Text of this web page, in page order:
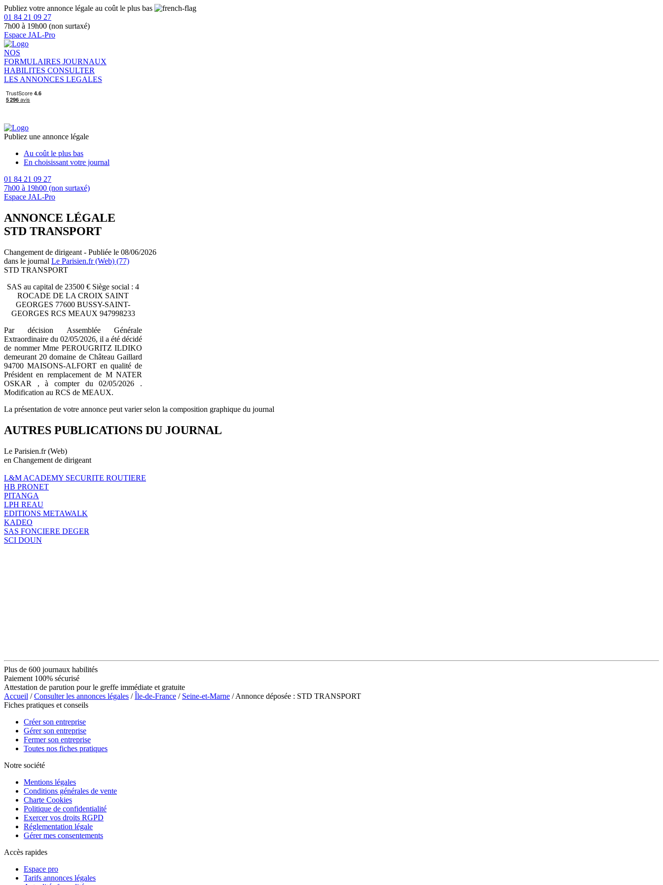
Publiez votre annonce légale au coût le plus bas
01 84 21 09 27
7h00 à 19h00 (non surtaxé)
Espace JAL-Pro
NOS
FORMULAIRES JOURNAUX
HABILITES CONSULTER
LES ANNONCES LEGALES
Publiez une annonce légale
Au coût le plus bas
En choisissant votre journal
01 84 21 09 27
7h00 à 19h00 (non surtaxé)
Espace JAL-Pro
ANNONCE LÉGALE
STD TRANSPORT
Changement de dirigeant - Publiée le 08/06/2026
dans le journal Le Parisien.fr (Web) (77)
STD TRANSPORT
SAS au capital de 23500 € Siège social : 4
ROCADE DE LA CROIX SAINT
GEORGES 77600 BUSSY-SAINT-
GEORGES RCS MEAUX 947998233
Par décision Assemblée Générale
Extraordinaire du 02/05/2026, il a été décidé
de nommer Mme PEROUGRITZ ILDIKO
demeurant 20 domaine de Château Gaillard
94700 MAISONS-ALFORT en qualité de
Président en remplacement de M NATER
OSKAR , à compter du 02/05/2026 .
Modification au RCS de MEAUX.
La présentation de votre annonce peut varier selon la composition graphique du journal
AUTRES PUBLICATIONS DU JOURNAL
Le Parisien.fr (Web)
en Changement de dirigeant
L&M ACADEMY SECURITE ROUTIERE
HB PRONET
PITANGA
LPH REAU
EDITIONS METAWALK
KADEO
SAS FONCIERE DEGER
SCI DOUN
Plus de 600 journaux habilités
Paiement 100% sécurisé
Attestation de parution pour le greffe immédiate et gratuite
Accueil /Consulter les annonces légales /Île-de-France / Seine-et-Marne / Annonce déposée : STD TRANSPORT
Fiches pratiques et conseils
Créer son entreprise
Gérer son entreprise
Fermer son entreprise
Toutes nos fiches pratiques
Notre société
Mentions légales
Conditions générales de vente
Charte Cookies
Politique de confidentialité
Exercer vos droits RGPD
Réglementation légale
Gérer mes consentements
Accès rapides
Espace pro
Tarifs annonces légales